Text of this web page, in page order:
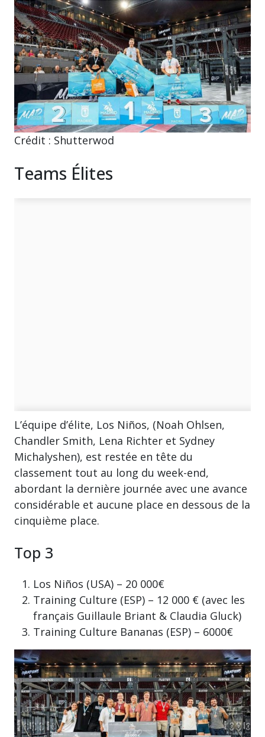
Crédit : Shutterwod
Teams Élites
L’équipe d’élite, Los Niños, (Noah Ohlsen,
Chandler Smith, Lena Richter et Sydney
Michalyshen), est restée en tête du
classement tout au long du week-end,
abordant la dernière journée avec une avance
considérable et aucune place en dessous de la
cinquième place.
Top 3
Los Niños (USA) – 20 000€
Training Culture (ESP) – 12 000 € (avec les
français Guillaule Briant & Claudia Gluck)
Training Culture Bananas (ESP) – 6000€